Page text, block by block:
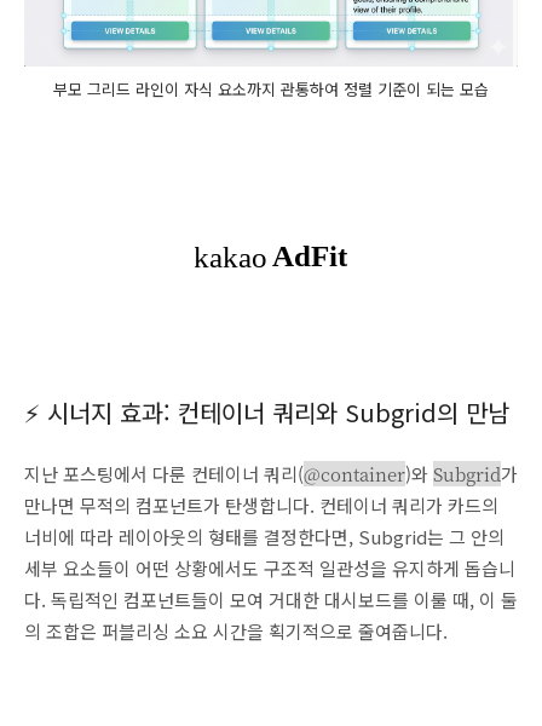
부모 그리드 라인이 자식 요소까지 관통하여 정렬 기준이 되는 모습
⚡ 시너지 효과: 컨테이너 쿼리와 Subgrid의 만남
지난 포스팅에서 다룬 컨테이너 쿼리(@container)와 Subgrid가
만나면 무적의 컴포넌트가 탄생합니다. 컨테이너 쿼리가 카드의
너비에 따라 레이아웃의 형태를 결정한다면, Subgrid는 그 안의
세부 요소들이 어떤 상황에서도 구조적 일관성을 유지하게 돕습니
다. 독립적인 컴포넌트들이 모여 거대한 대시보드를 이룰 때, 이 둘
의 조합은 퍼블리싱 소요 시간을 획기적으로 줄여줍니다.